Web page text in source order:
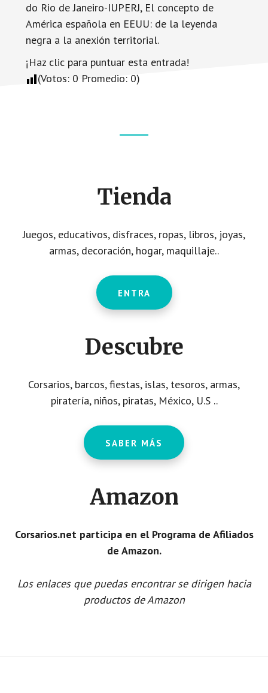
do Rio de Janeiro-IUPERJ, El concepto de
América española en EEUU: de la leyenda
negra a la anexión territorial.
¡Haz clic para puntuar esta entrada!
(Votos: 0 Promedio: 0)
Tienda
Juegos, educativos, disfraces, ropas, libros, joyas,
armas, decoración, hogar, maquillaje..
ENTRA
Descubre
Corsarios, barcos, fiestas, islas, tesoros, armas,
piratería, niños, piratas, México, U.S ..
SABER MÁS
Amazon
Corsarios.net participa en el Programa de Afiliados
de Amazon.
Los enlaces que puedas encontrar se dirigen hacia
productos de Amazon